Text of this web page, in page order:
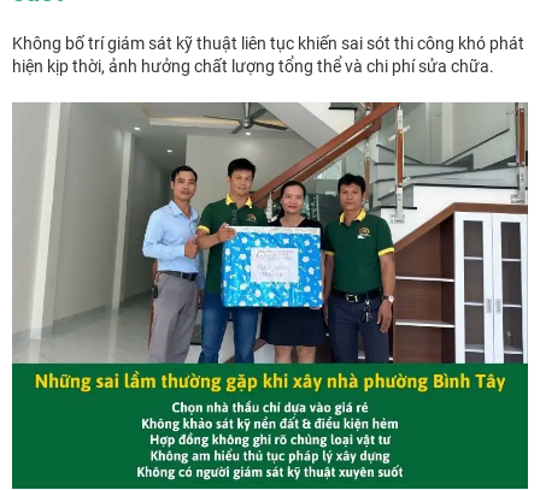
Không bố trí giám sát kỹ thuật liên tục khiến sai sót thi công khó phát
hiện kịp thời, ảnh hưởng chất lượng tổng thể và chi phí sửa chữa.